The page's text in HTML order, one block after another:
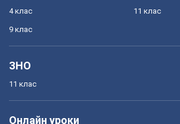
4 клас
9 клас
11 клас
ЗНО
11 клас
Онлайн уроки